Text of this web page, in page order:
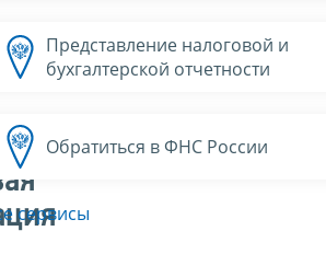
Представление налоговой и
бухгалтерской отчетности
Обратиться в ФНС России
сервисы